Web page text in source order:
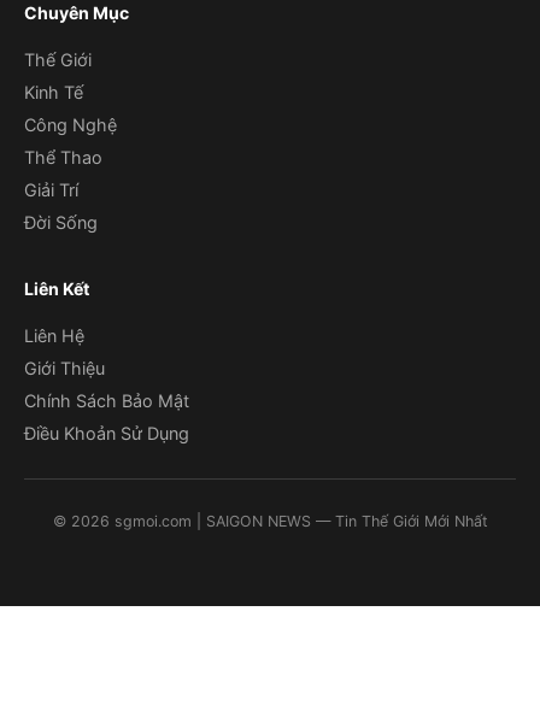
Chuyên Mục
Thế Giới
Kinh Tế
Công Nghệ
Thể Thao
Giải Trí
Đời Sống
Liên Kết
Liên Hệ
Giới Thiệu
Chính Sách Bảo Mật
Điều Khoản Sử Dụng
© 2026 sgmoi.com | SAIGON NEWS — Tin Thế Giới Mới Nhất